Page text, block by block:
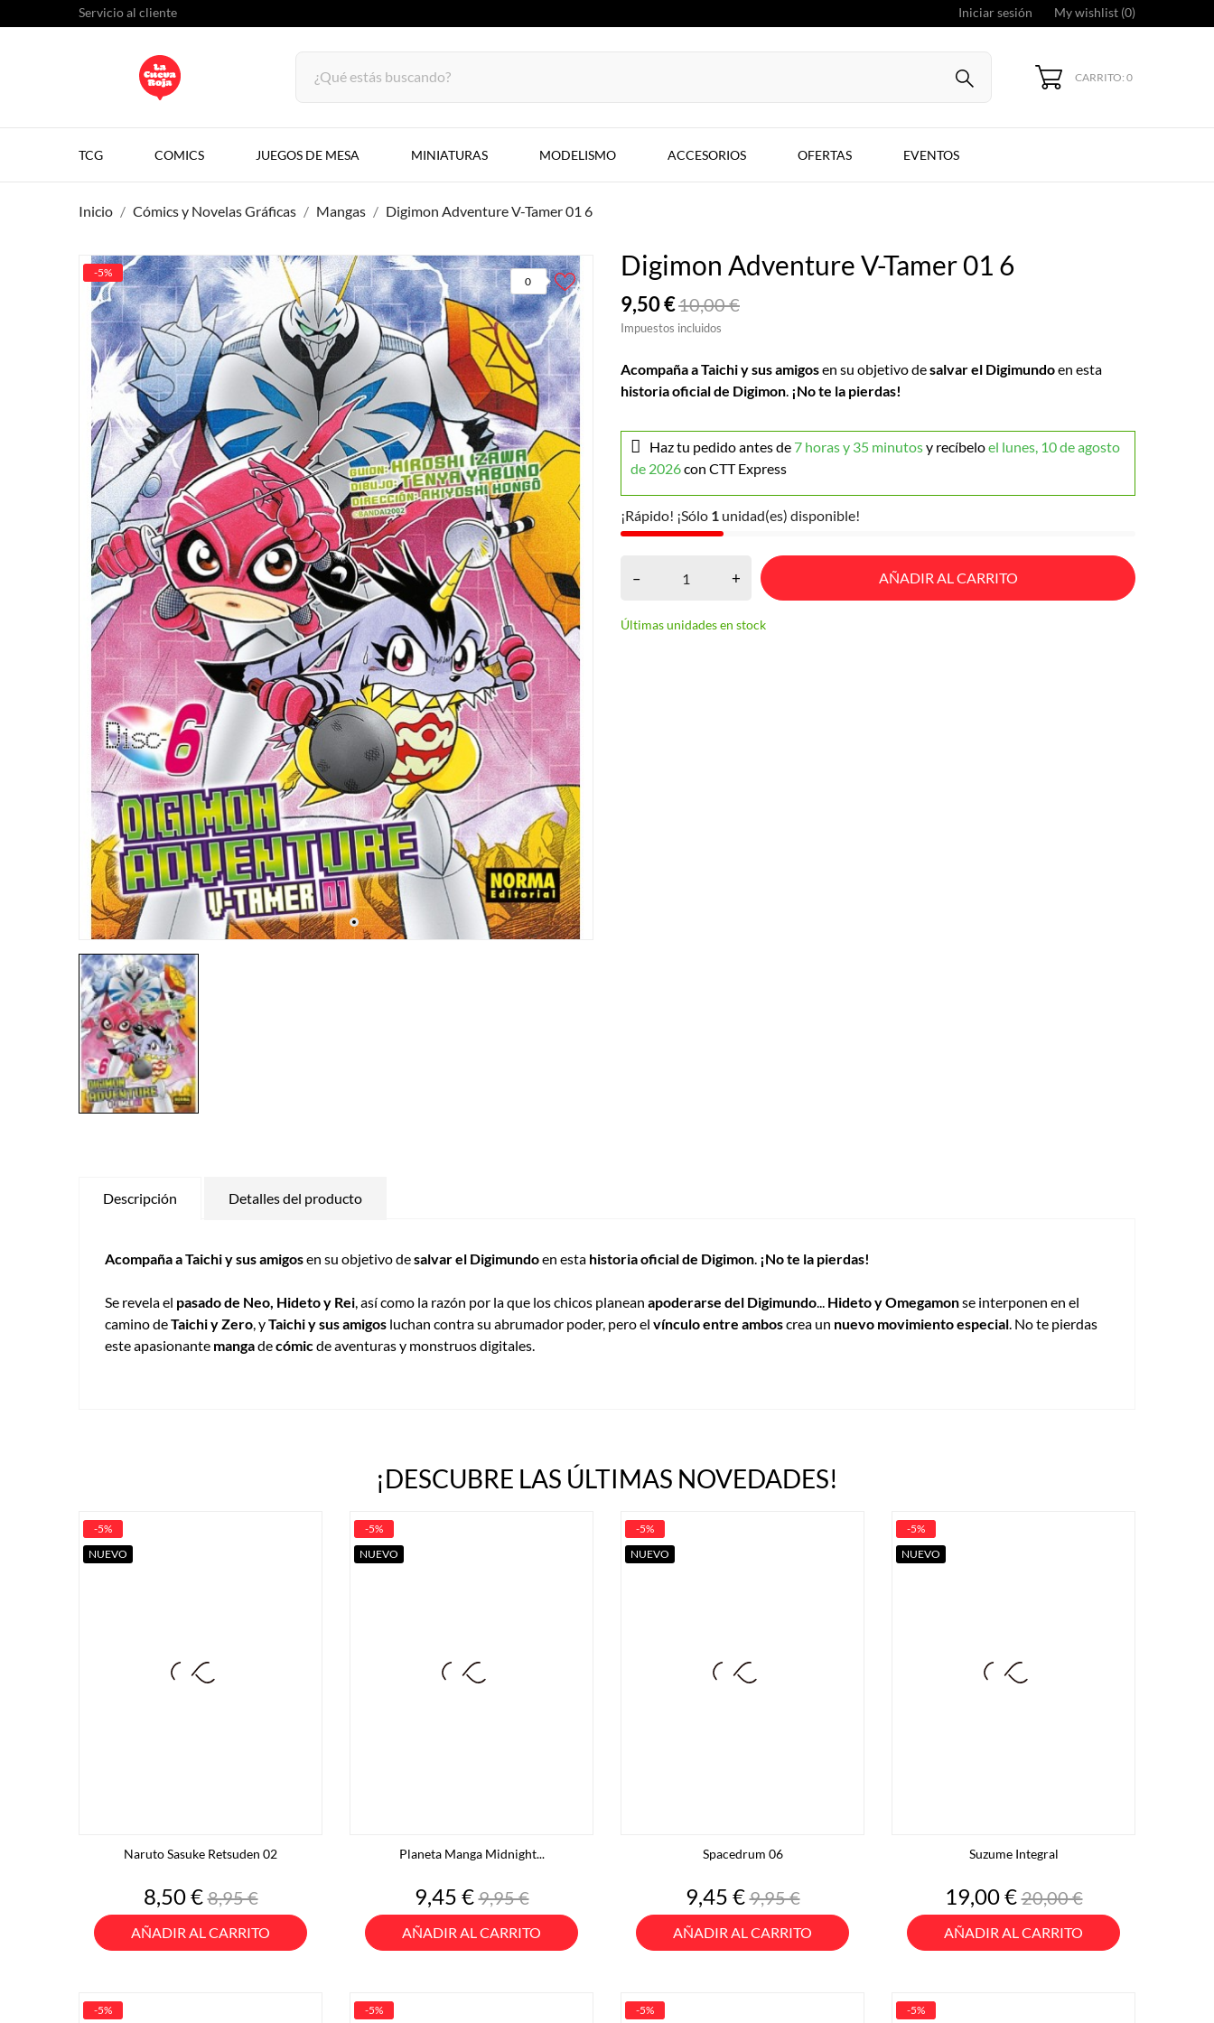
Servicio al cliente Iniciar sesión My wishlist (0)
CARRITO: 0
TCG COMICS JUEGOS DE MESA MINIATURAS MODELISMO ACCESORIOS OFERTAS EVENTOS
Inicio Cómics y Novelas Gráficas Mangas Digimon Adventure V-Tamer 01 6
0
-5% Digimon Adventure V-Tamer 01 6
9,50 €10,00 €
Impuestos incluidos
Acompaña a Taichi y sus amigosen su objetivo desalvar el Digimundoen esta
historia oficial de Digimon. ¡No te la pierdas!
Haz tu pedido antes de 7 horas y 35 minutosy recíbeloel lunes, 10 de agosto
de 2026con CTT Express
¡Rápido! ¡Sólo 1 unidad(es) disponible!
– + AÑADIR AL CARRITO
Últimas unidades en stock
Descripción Detalles del producto
Acompaña a Taichi y sus amigosen su objetivo desalvar el Digimundoen esta historia oficial de Digimon ¡No te la pierdas!
Se revela el pasado de Neo, Hideto y Rei , así como la razón por la que los chicos planean apoderarse del Digimundo Hideto y Omegamonse interponen en el
camino deTaichi y Zero , yTaichi y sus amigos luchan contra su abrumador poder, pero el vínculo entre amboscrea un nuevo movimiento especial . No te pierdas
este apasionante mangadecómicde aventuras y monstruos digitales.
¡DESCUBRE LAS ÚLTIMAS NOVEDADES!
Naruto Sasuke Retsuden 02
Precio
8,50 €Precio
base
8,95 €
AÑADIR AL CARRITO
-5%
NUEVO
Planeta Manga Midnight...
Precio
9,45 €Precio
base
9,95 €
AÑADIR AL CARRITO
-5%
NUEVO
Spacedrum 06
Precio
9,45 €Precio
base
9,95 €
AÑADIR AL CARRITO
-5%
NUEVO
Suzume Integral
Precio
19,00 €Precio
base
20,00 €
AÑADIR AL CARRITO
-5%
NUEVO
-5%
-5%
-5%
-5%